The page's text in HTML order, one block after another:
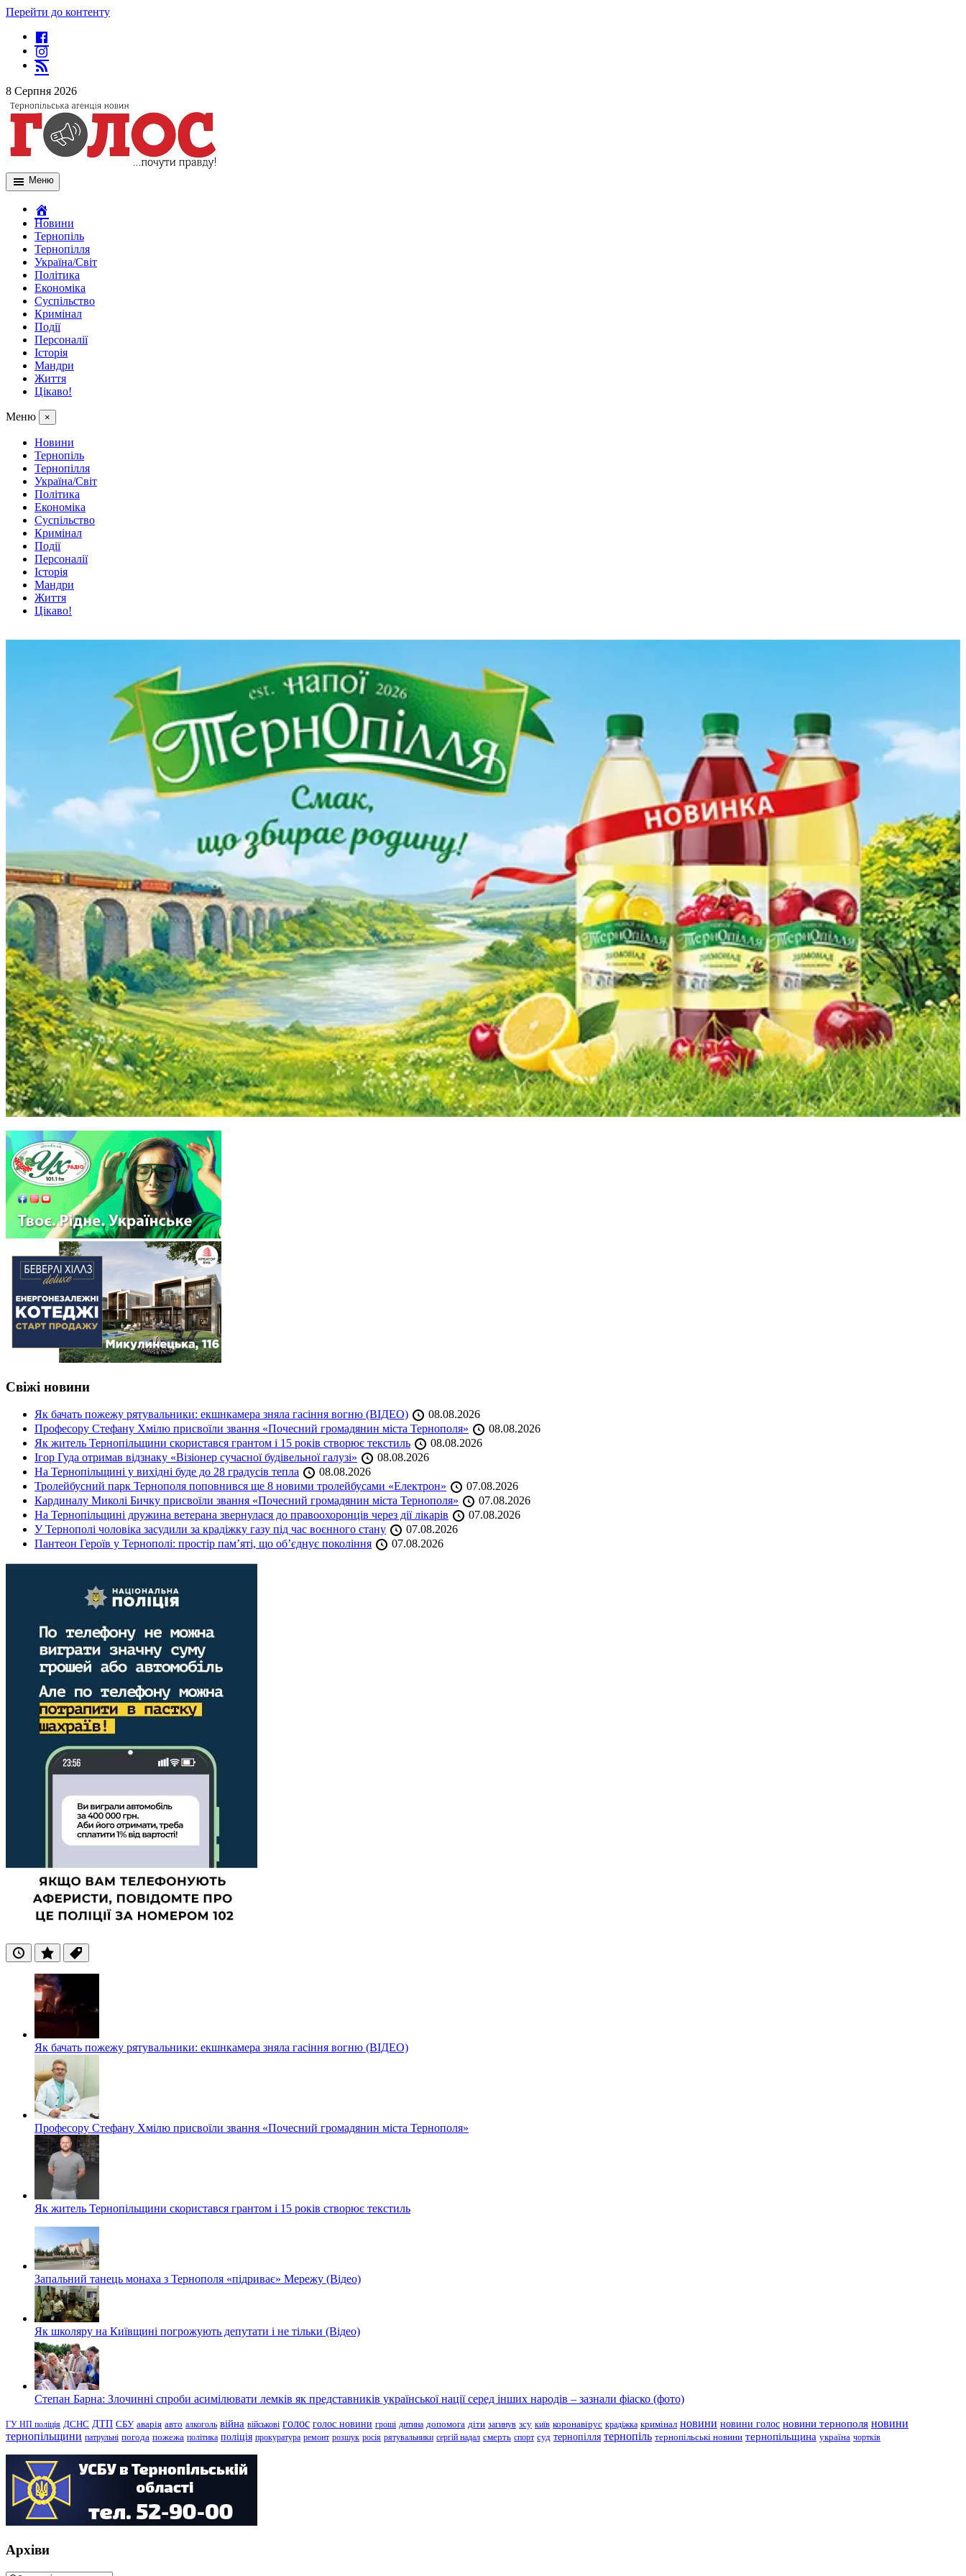
Перейти до контенту
8 Серпня 2026
Меню
Новини
Тернопіль
Тернопілля
Україна/Світ
Політика
Економіка
Суспільство
Кримінал
Події
Персоналії
Історія
Мандри
Життя
Цікаво!
Меню ×
Новини
Тернопіль
Тернопілля
Україна/Світ
Політика
Економіка
Суспільство
Кримінал
Події
Персоналії
Історія
Мандри
Життя
Цікаво!
Свіжі новини
Як бачать пожежу рятувальники: екшнкамера зняла гасіння вогню (ВІДЕО)
08.08.2026
Професору Стефану Хмілю присвоїли звання «Почесний громадянин міста Тернополя»
08.08.2026
Як житель Тернопільщини скористався грантом і 15 років створює текстиль
08.08.2026
Ігор Гуда отримав відзнаку «Візіонер сучасної будівельної галузі»
08.08.2026
На Тернопільщині у вихідні буде до 28 градусів тепла
08.08.2026
Тролейбусний парк Тернополя поповнився ще 8 новими тролейбусами «Електрон»
07.08.2026
Кардиналу Миколі Бичку присвоїли звання «Почесний громадянин міста Тернополя»
07.08.2026
На Тернопільщині дружина ветерана звернулася до правоохоронців через дії лікарів
07.08.2026
У Тернополі чоловіка засудили за крадіжку газу під час воєнного стану
07.08.2026
Пантеон Героїв у Тернополі: простір пам’яті, що об’єднує покоління
07.08.2026
ОстанніПопулярні
Теги
Як бачать пожежу рятувальники: екшнкамера зняла гасіння вогню (ВІДЕО)
Професору Стефану Хмілю присвоїли звання «Почесний громадянин міста Тернополя»
Як житель Тернопільщини скористався грантом і 15 років створює текстиль
Запальний танець монаха з Тернополя «підриває» Мережу (Відео)
Як школяру на Київщині погрожують депутати і не тільки (Відео)
Степан Барна: Злочинні спроби асимілювати лемків як представників української нації серед інших народів – зазнали фіаско (фото)
ГУ НП поліція ДСНС ДТП СБУ аварія авто алкоголь війна військові голос голос новини гроші дитина допомога діти загинув зсу київ коронавірус крадіжка кримінал новини новини голос новини тернополя новини
тернопільщини патрульні погода пожежа політика поліція прокуратура ремонт розшук росія рятувальники сергій надал смерть спорт суд тернопілля тернопіль тернопільські новини тернопільщина україна чортків
Архіви